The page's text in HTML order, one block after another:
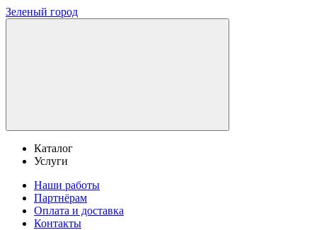
Зеленый город
Каталог
Услуги
Наши работы
Партнёрам
Оплата и доставка
Контакты